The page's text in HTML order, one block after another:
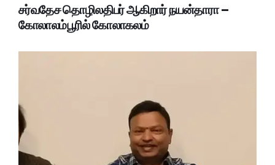
சர்வதேச தொழிலதிபர் ஆகிறார் நயன்தாரா –
கோலாலம்பூரில் கோலாகலம்